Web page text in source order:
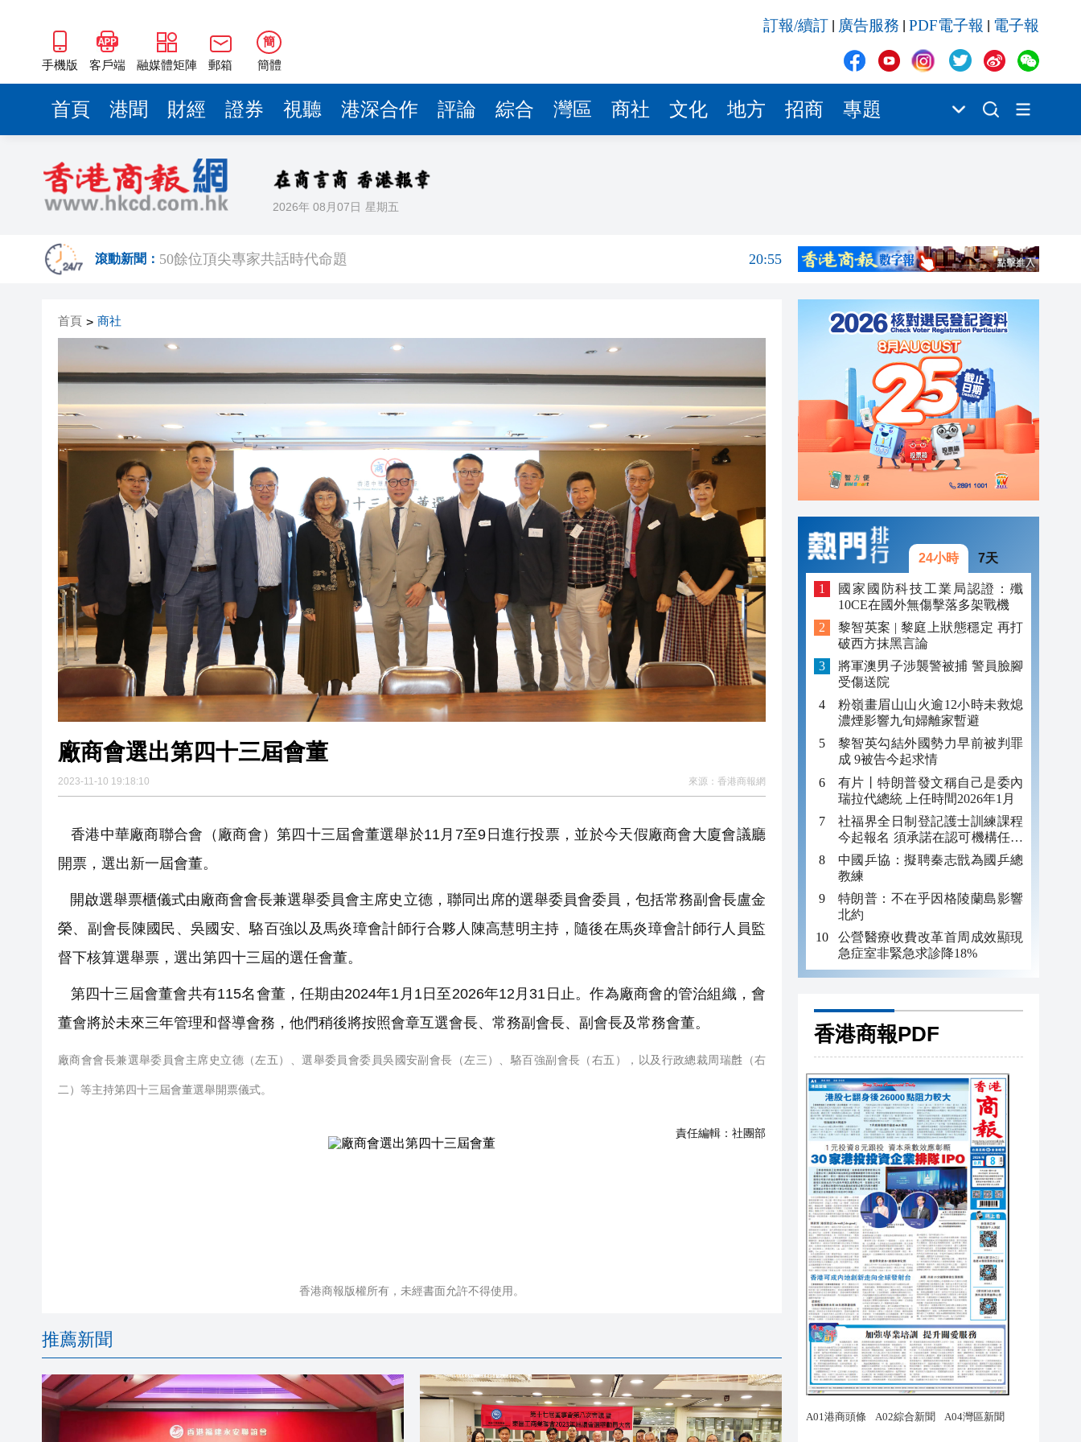
手機版 客戶端 融媒體矩陣 郵箱
簡
簡體
訂報/續訂 廣告服務 PDF電子報 電子報
首頁 港聞 財經 證券 視聽 港深合作 評論 綜合 灣區 商社 文化 地方 招商 專題
2026年 08月07日 星期五
滾動新聞：
梁振英率港區全國政協委員考察團來瓊考察
20:42
2025年海南儋州以舊換新帶動消費約18億元
山東26戶省屬國企去年合計營收2.58萬億 利潤總額近936億
20:40
黎智英案｜吳良好：依法公正處理黎智英求情 罪證如山豈能妄想輕判
騰出更多時間專注做好宏福苑火災獨立委員會工作 李家超暫停3項公職委任
海南澄邁文儒煥新升級 五組數據見證文儒沉香從傳統邁向現代
20:42
山東26戶省屬國企去年合計營收2.58萬億 利潤總額近936億
瀋陽鐵西校園閱讀活動解鎖閱讀新玩法
20:39
黎智英案｜吳良好：依法公正處理黎智英求情 罪證如山豈能妄想輕判
21:08
騰出更多時間專注做好宏福苑火災獨立委員會工作 李家超暫停3項公職委任
50餘位頂尖專家共話時代命題
海南澄邁文儒煥新升級 五組數據見證文儒沉香從傳統邁向現代
20:42
梁振英率港區全國政協委員考察團來瓊考察
2025年海南儋州以舊換新帶動消費約18億元
20:41
山東26戶省屬國企去年合計營收2.58萬億 利潤總額近936億
瀋陽鐵西校園閱讀活動解鎖閱讀新玩法
20:39
首頁 > 商社
廠商會選出第四十三屆會董
2023-11-10 19:18:10 來源： 香港商報網
香港中華廠商聯合會（廠商會）第四十三屆會董選舉於11月7至9日進行投票，並於今天假廠商會大廈會議廳
開票，選出新一屆會董。
開啟選舉票櫃儀式由廠商會會長兼選舉委員會主席史立德，聯同出席的選舉委員會委員，包括常務副會長盧金
榮、副會長陳國民、吳國安、駱百強以及馬炎璋會計師行合夥人陳高慧明主持，隨後在馬炎璋會計師行人員監
督下核算選舉票，選出第四十三屆的選任會董。
第四十三屆會董會共有115名會董，任期由2024年1月1日至2026年12月31日止。作為廠商會的管治組織，會
董會將於未來三年管理和督導會務，他們稍後將按照會章互選會長、常務副會長、副會長及常務會董。
廠商會會長兼選舉委員會主席史立德（左五）、選舉委員會委員吳國安副會長（左三）、駱百強副會長（右五），以及行政總裁周瑞𪊟（右
二）等主持第四十三屆會董選舉開票儀式。
責任編輯： 社團部
香港商報版權所有，未經書面允許不得使用。
推薦新聞
24小時 7天
國家國防科技工業局認證：殲
10CE在國外無傷擊落多架戰機
黎智英案 | 黎庭上狀態穩定 再打
破西方抹黑言論
將軍澳男子涉襲警被捕 警員臉腳
受傷送院
粉嶺畫眉山山火逾12小時未救熄
濃煙影響九旬婦離家暫避
黎智英勾結外國勢力早前被判罪
成 9被告今起求情
有片丨特朗普發文稱自己是委內
瑞拉代總統 上任時間2026年1月
社福界全日制登記護士訓練課程
今起報名 須承諾在認可機構任職
至少三年
中國乒協：擬聘秦志戩為國乒總
教練
特朗普：不在乎因格陵蘭島影響
北約
公營醫療收費改革首周成效顯現
急症室非緊急求診降18%
香港商報PDF